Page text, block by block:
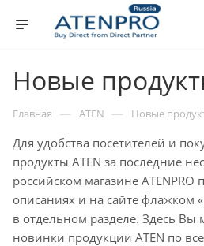
Новые
Главная — ATEN — Новые
Для удобства посетителей и
продукты ATEN за последние
российском магазине ATENPRO
описаниях и на сайте флажком
в отдельном разделе. Здесь Вы
новинки продукции ATEN по